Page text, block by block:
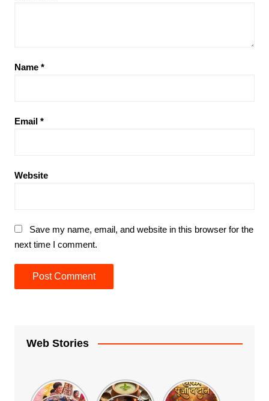
Name *
Email *
Website
Save my name, email, and website in this browser for the
next time I comment.
Web Stories